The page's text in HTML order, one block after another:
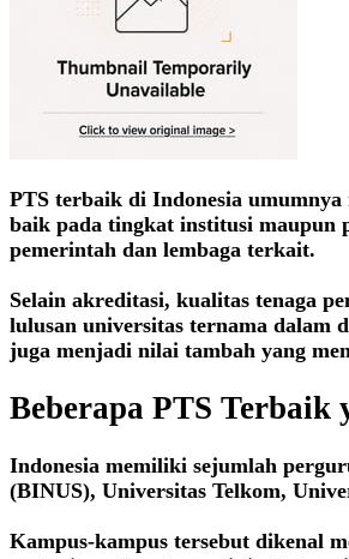
PTS terbaik di Indonesia
baik pada tingkat institusi maupun
pemerintah dan lembaga terkait.
Selain akreditasi, kualitas tenaga
lulusan universitas ternama dalam
juga menjadi nilai tambah yang
Beberapa PTS Terbaik
Indonesia memiliki sejumlah
(BINUS), Universitas Telkom,
Kampus-kampus tersebut dikenal